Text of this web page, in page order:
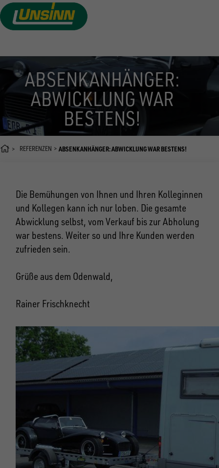
Direkt
zum
Inhalt
ABSENKANHÄNGER:
ABWICKLUNG WAR
BESTENS!
REFERENZEN ABSENKANHÄNGER: ABWICKLUNG WAR BESTENS!
Die Bemühungen von Ihnen und Ihren Kolleginnen
und Kollegen kann ich nur loben. Die gesamte
Abwicklung selbst, vom Verkauf bis zur Abholung
war bestens. Weiter so und Ihre Kunden werden
zufrieden sein.
Grüße aus dem Odenwald,
Rainer Frischknecht